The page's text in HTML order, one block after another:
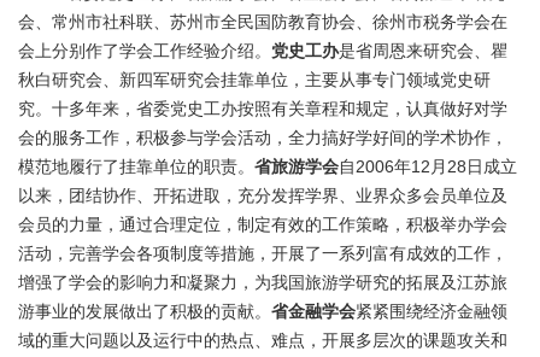
会、常州市社科联、苏州市全民国防教育协会、徐州市税务学会在
会上分别作了学会工作经验介绍。 党史工办是省周恩来研究会、瞿
秋白研究会、新四军研究会挂靠单位，主要从事专门领域党史研
究。十多年来，省委党史工办按照有关章程和规定，认真做好对学
会的服务工作，积极参与学会活动，全力搞好学好间的学术协作，
模范地履行了挂靠单位的职责。 省旅游学会自2006年12月28日成立
以来，团结协作、开拓进取，充分发挥学界、业界众多会员单位及
会员的力量，通过合理定位，制定有效的工作策略，积极举办学会
活动，完善学会各项制度等措施，开展了一系列富有成效的工作，
增强了学会的影响力和凝聚力，为我国旅游学研究的拓展及江苏旅
游事业的发展做出了积极的贡献。 省金融学会紧紧围绕经济金融领
域的重大问题以及运行中的热点、难点，开展多层次的课题攻关和